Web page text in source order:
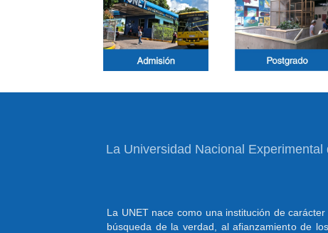
La Universidad Nacional
La UNET nace como una institución de
búsqueda de la verdad, al afianzamiento de